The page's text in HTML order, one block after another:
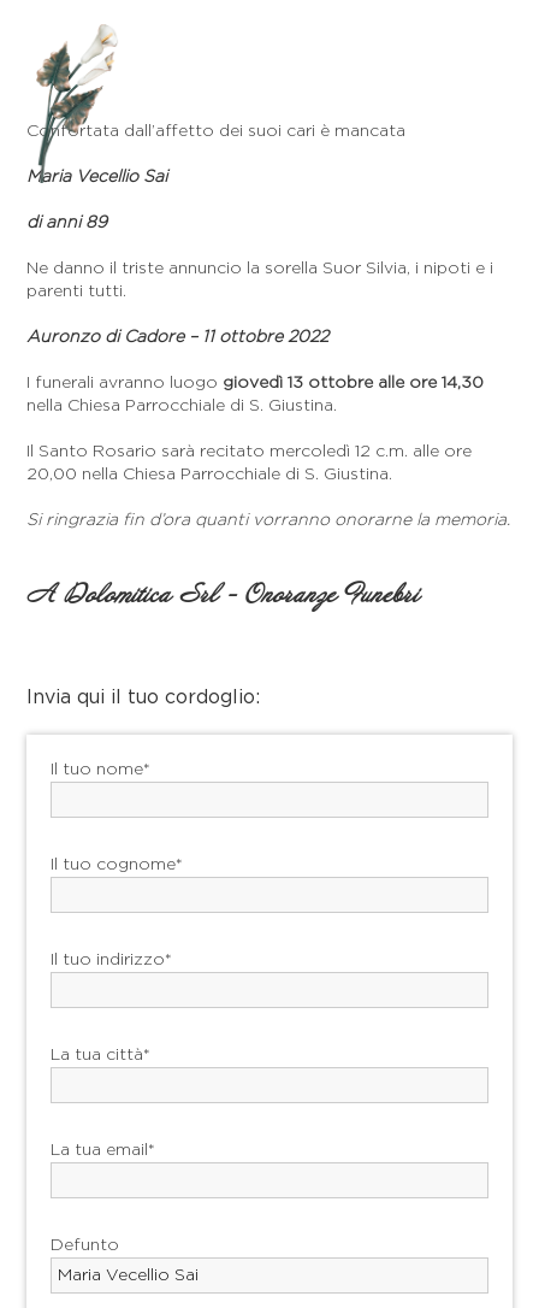
Confortata dall’affetto dei suoi cari è mancata
Maria Vecellio Sai
di anni 89
Ne danno il triste annuncio la sorella Suor Silvia, i nipoti e i
parenti tutti.
Auronzo di Cadore – 11 ottobre 2022
I funerali avranno luogo giovedì 13 ottobre alle ore 14,30
nella Chiesa Parrocchiale di S. Giustina.
Il Santo Rosario sarà recitato mercoledì 12 c.m. alle ore
20,00 nella Chiesa Parrocchiale di S. Giustina.
Si ringrazia fin d’ora quanti vorranno onorarne la memoria.
A Dolomitica Srl - Onoranze Funebri
Invia qui il tuo cordoglio:
Il tuo nome*
Il tuo cognome*
Il tuo indirizzo*
La tua città*
La tua email*
Defunto